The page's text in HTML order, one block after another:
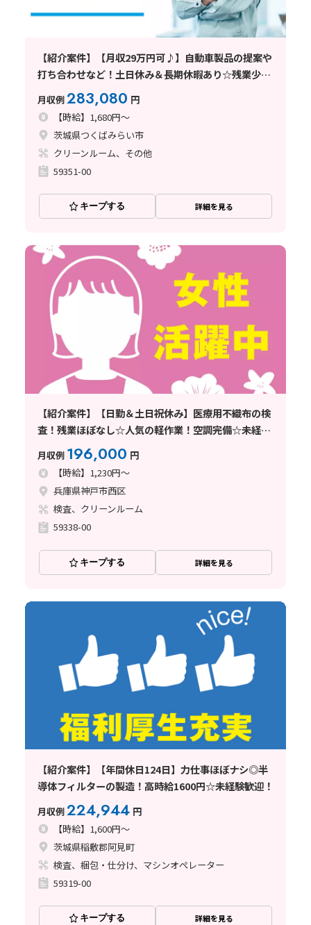
【紹介案件】【月収29万円可♪】自動車製品の提案や
打ち合わせなど！土日休み＆長期休暇あり☆残業少な
月収例283,080 円
【時給】1,680円～
茨城県つくばみらい市
クリーンルーム、その他
59351-00
キープする 詳細を見る
【紹介案件】【日勤＆土日祝休み】医療用不織布の検
査！残業ほぼなし☆人気の軽作業！空調完備☆未経験
月収例 196,000 円
【時給】1,230円～
兵庫県神戸市西区
検査、クリーンルーム
59338-00
キープする 詳細を見る
【紹介案件】【年間休日124日】力仕事ほぼナシ◎半
導体フィルターの製造！高時給1600円☆未経験歓迎！
月収例224,944 円
【時給】1,600円～
茨城県稲敷郡阿見町
検査、梱包・仕分け、マシンオペレーター
59319-00
キープする 詳細を見る